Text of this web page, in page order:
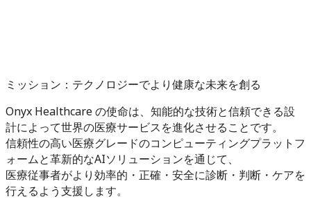
ミッション：テクノロジーでより健康な未来を創る
Onyx Healthcare の使命は、知能的な技術と信頼できる設
計によって世界の医療サービスを進化させることです。
信頼性の高い医療グレードのコンピューティングプラットフ
ォームと革新的なAIソリューションを通じて、
医療従事者がより効率的・正確・安全に診断・判断・ケアを
行えるよう支援します。